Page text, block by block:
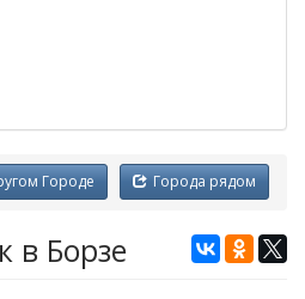
Города рядом
Городе
в Борзе